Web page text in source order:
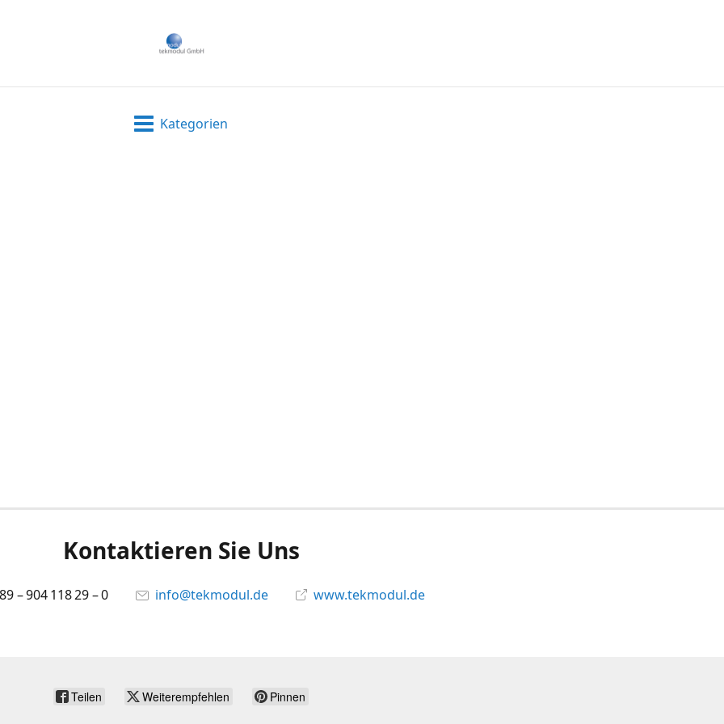
Kategorien
Kontaktieren Sie Uns
– 904 118 29 – 0 info@tekmodul.de www.tekmodul.de
Teilen Weiterempfehlen Pinnen